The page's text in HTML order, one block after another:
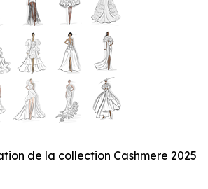
de la collection Cashmere 2025